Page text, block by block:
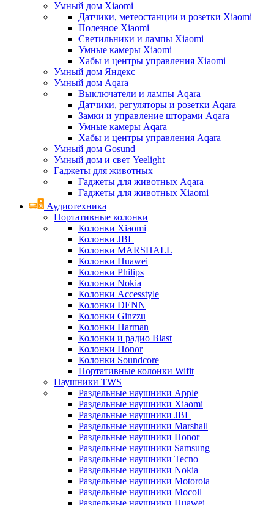
Умный дом Xiaomi
Датчики, метеостанции и розетки Xiaomi
Полезное Xiaomi
Светильники и лампы Xiaomi
Умные камеры Xiaomi
Хабы и центры управления Xiaomi
Умный дом Яндекс
Умный дом Aqara
Выключатели и лампы Aqara
Датчики, регуляторы и розетки Aqara
Замки и управление шторами Aqara
Умные камеры Aqara
Хабы и центры управления Aqara
Умный дом Gosund
Умный дом и свет Yeelight
Гаджеты для животных
Гаджеты для животных Aqara
Гаджеты для животных Xiaomi
Аудиотехника
Портативные колонки
Колонки Xiaomi
Колонки JBL
Колонки MARSHALL
Колонки Huawei
Колонки Philips
Колонки Nokia
Колонки Accesstyle
Колонки DENN
Колонки Ginzzu
Колонки Harman
Колонки и радио Blast
Колонки Honor
Колонки Soundcore
Портативные колонки Wifit
Наушники TWS
Раздельные наушники Apple
Раздельные наушники Xiaomi
Раздельные наушники JBL
Раздельные наушники Marshall
Раздельные наушники Honor
Раздельные наушники Samsung
Раздельные наушники Tecno
Раздельные наушники Nokia
Раздельные наушники Motorola
Раздельные наушники Mocoll
Раздельные наушники Huawei